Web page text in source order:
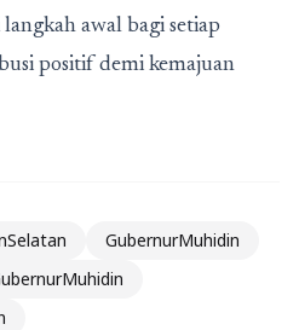
awal bagi setiap
positif demi kemajuan
GubernurMuhidin